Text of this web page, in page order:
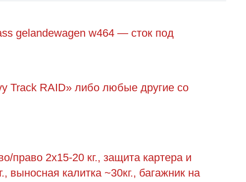
gelandewagen w464 — сток под
Track RAID» либо любые другие со
право 2х15-20 кг., защита картера и
выносная калитка ~30кг., багажник на